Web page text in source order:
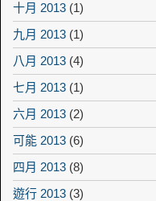
十月 2013 (1)
九月 2013 (1)
八月 2013 (4)
七月 2013 (1)
六月 2013 (2)
可能 2013 (6)
四月 2013 (8)
遊行 2013 (3)